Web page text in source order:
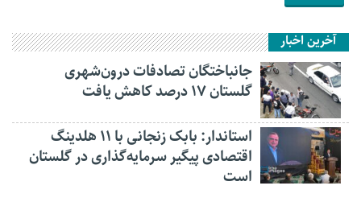
آخرین اخبار
جانباختگان تصادفات درون‌شهری
گلستان ۱۷ درصد کاهش یافت
استاندار: بابک زنجانی با ۱۱ هلدینگ
اقتصادی پیگیر سرمایه‌گذاری در گلستان
است